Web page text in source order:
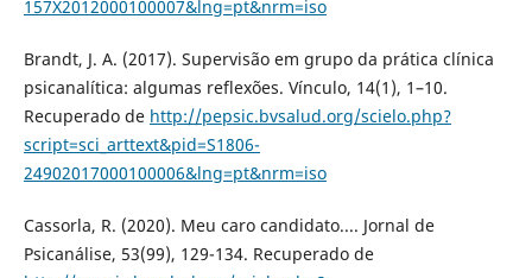
157X2012000100007&lng=pt&nrm=iso
Brandt, J. A. (2017). Supervisão em grupo da prática clínica
psicanalítica: algumas reflexões. Vínculo, 14(1), 1–10.
Recuperado de http://pepsic.bvsalud.org/scielo.php?
script=sci_arttext&pid=S1806-
24902017000100006&lng=pt&nrm=iso
Cassorla, R. (2020). Meu caro candidato.... Jornal de
Psicanálise, 53(99), 129-134. Recuperado de